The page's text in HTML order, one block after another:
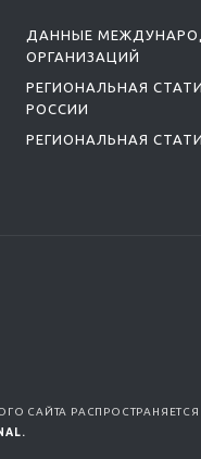
ДАННЫЕ
ОРГАНИЗАЦИЙ
РЕГИОНАЛЬНАЯ
РОССИИ
РЕГИОНАЛЬНАЯ
САЙТА